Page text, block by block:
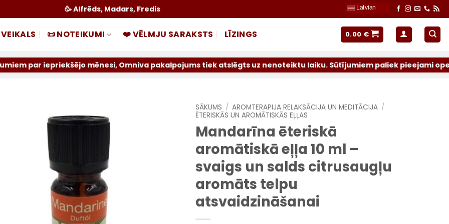
🥳 Alfrēds, Madars, Fredis Latvian
VEIKALS 📜 NOTEIKUMI ❤️ VĒLMJU SARAKSTS LĪZINGS 0.00 €
mēnesi, Omniva pakalpojums tiek atslēgts uz nenoteiktu laiku. Sūtījumiem paliek pieejami operatori:
SĀKUMS / AROMTERAPIJA RELAKSĀCIJA UN MEDITĀCIJA /
ĒTERISKĀS UN AROMĀTISKĀS EĻĻAS
Mandarīna ēteriskā
aromātiskā eļļa 10 ml –
svaigs un salds citrusaugļu
aromāts telpu
atsvaidzināšanai